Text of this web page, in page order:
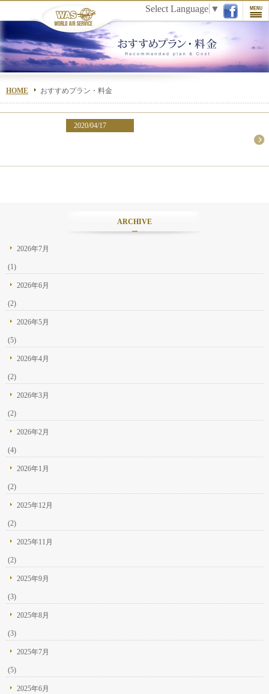
Select Language ▼
HOME おすすめプラン・料金
2020/04/17
ARCHIVE
2026年7月
(1)
2026年6月
(2)
2026年5月
(5)
2026年4月
(2)
2026年3月
(2)
2026年2月
(4)
2026年1月
(2)
2025年12月
(2)
2025年11月
(2)
2025年9月
(3)
2025年8月
(3)
2025年7月
(5)
2025年6月